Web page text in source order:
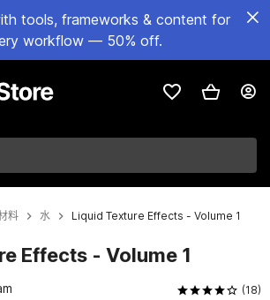
tools, frameworks & content for
workflow — 50% off.
料 水 Liquid Texture Effects - Volume 1
Effects - Volume 1
(18)